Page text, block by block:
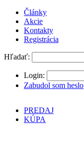
Články
Akcie
Kontakty
Registrácia
Hľadať:
Login:
Zabudol som heslo
PREDAJ
KÚPA